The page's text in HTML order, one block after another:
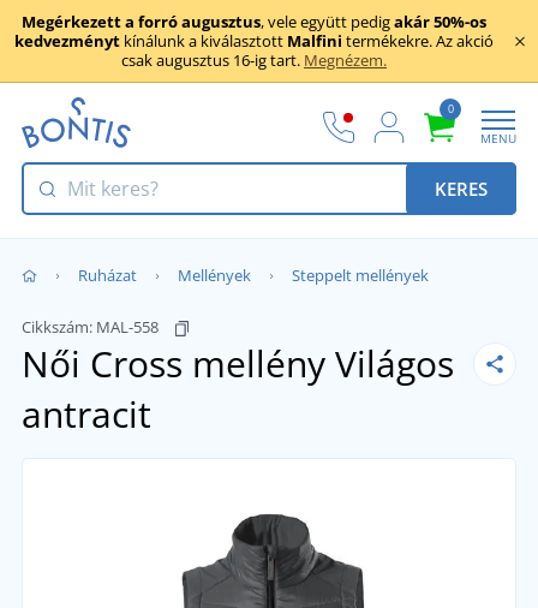
Megérkezett a forró augusztus, vele együtt pedigakár 50%-os
kedvezményt kínálunk a kiválasztott Malfini termékekre. Az akció
csak augusztus 16-ig tart. Megnézem.
0
MENU
KERES
Ruházat Mellények Steppelt mellények
Cikkszám: MAL-558
Női Cross mellényVilágos
antracit